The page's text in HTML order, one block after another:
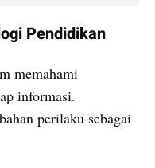
Pendidikan
memahami
informasi.
perilaku sebagai